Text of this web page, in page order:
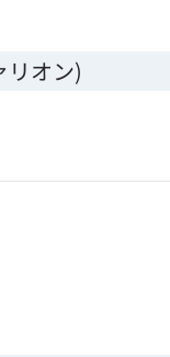
リオン)